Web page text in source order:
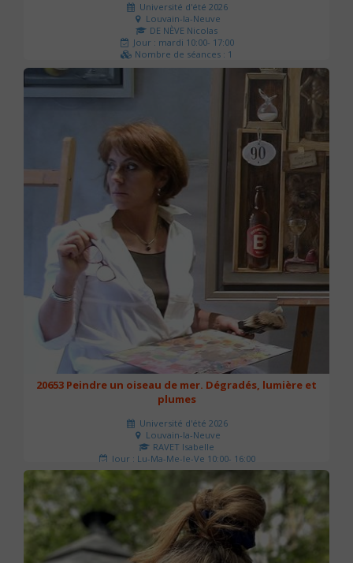
Université d'été 2026
Louvain-la-Neuve
DE NÈVE Nicolas
Jour : mardi 10:00- 17:00
Nombre de séances : 1
50 €
20653 Peindre un oiseau de mer. Dégradés, lumière et
plumes
Université d'été 2026
Louvain-la-Neuve
RAVET Isabelle
Jour : Lu-Ma-Me-Je-Ve 10:00- 16:00
Nombre de séances : 2